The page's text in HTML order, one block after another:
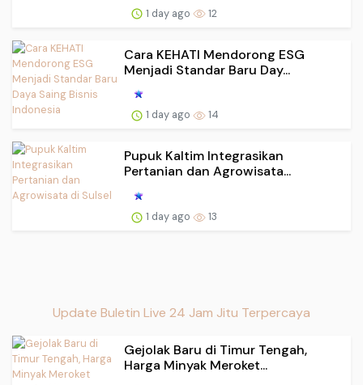
1 day ago 12
Cara KEHATI Mendorong ESG
Menjadi Standar Baru Day...
1 day ago 14
Pupuk Kaltim Integrasikan
Pertanian dan Agrowisata...
1 day ago 13
Update Buletin Live 24 Jam Jitu Terpercaya
Gejolak Baru di Timur Tengah,
Harga Minyak Meroket...